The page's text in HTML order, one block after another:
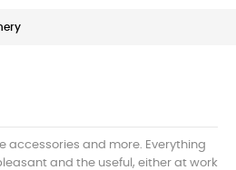
accessories and more. Everything
and the useful, either at work